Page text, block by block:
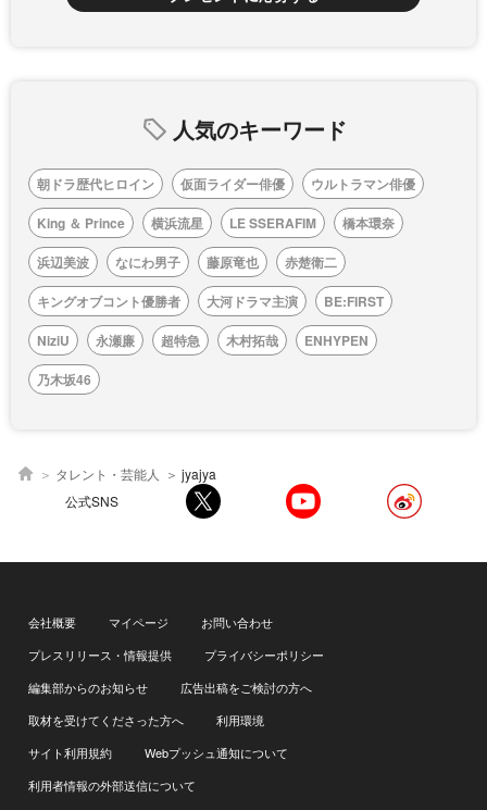
人気のキーワード
朝ドラ歴代ヒロイン 仮面ライダー俳優
ウルトラマン俳優
King ＆ Prince
横浜流星 LE SSERAFIM
橋本環奈
浜辺美波
なにわ男子 藤原竜也
赤楚衛二
キングオブコント優勝者
大河ドラマ主演
BE:FIRST
NiziU
永瀬廉 超特急 木村拓哉
ENHYPEN
乃木坂46
タレント・芸能人
jyajya
公式SNS
会社概要 マイページ
お問い合わせ
プレスリリース・情報提供
プライバシーポリシー
編集部からのお知らせ
広告出稿をご検討の方へ
取材を受けてくださった方へ
利用環境
サイト利用規約
Webプッシュ通知について
利用者情報の外部送信について